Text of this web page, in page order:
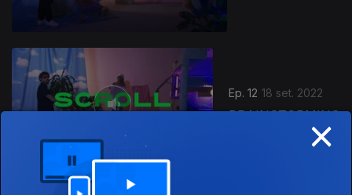
Ep. 12 18 set. 2022
BRAINSTORMING
×